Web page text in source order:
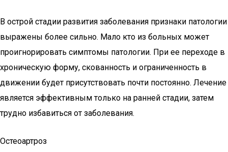
В острой стадии развития заболевания признаки патологии
выражены более сильно. Мало кто из больных может
проигнорировать симптомы патологии. При ее переходе в
хроническую форму, скованность и ограниченность в
движении будет присутствовать почти постоянно. Лечение
является эффективным только на ранней стадии, затем
трудно избавиться от заболевания.
Остеоартроз